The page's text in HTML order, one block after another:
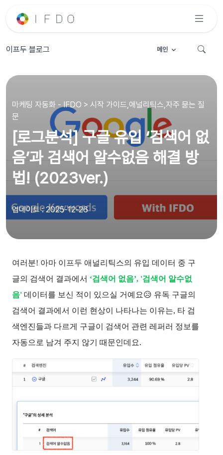
이프두 블로그 메인
마케팅 자동화 - IFDO > 시작 가이드,애널리틱스,자주 묻는 질
문
[로그분석] 구글 유입 ‘검색어 없
음’과 검색어 알수없음 해결 방
법! (2023ver.)
업데이트 : 2025-12-26
여러분! 아마 이프두 애널리틱스의 유입 데이터 중 구
글의 검색어 결과에서 ‘검색어 없음’, '검색어 알수없
음' 데이터를 보신 적이 있으실 거예요😥 유독 구글의
검색어 결과에서 이런 현상이 나타나는 이유는, 타 검
색엔진들과 다르게 구글이 검색어 관련 레퍼러 정보를
자동으로 남겨 주지 않기 때문인데요.